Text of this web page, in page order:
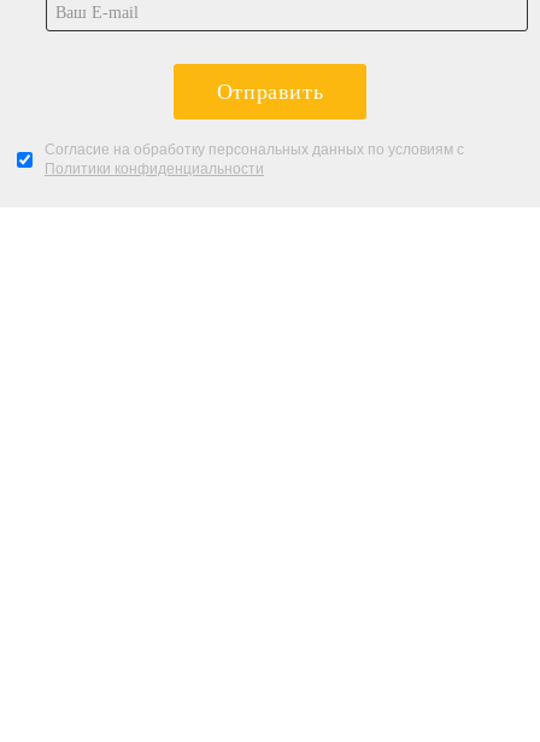
Отправить
Согласие на обработку персональных данных по условиям с
Политики конфиденциальности